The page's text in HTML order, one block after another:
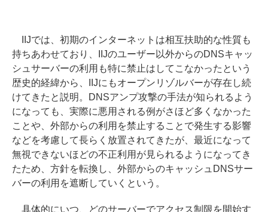
IIJでは、初期のインターネットは相互扶助的な性質も
持ちあわせており、IIJのユーザー以外からのDNSキャッ
シュサーバーの利用も特に禁止はしてこなかったという
歴史的経緯から、IIJにもオープンリゾルバーが存在し続
けてきたと説明。DNSアンプ攻撃の手法が知られるよう
になっても、実際に悪用される例がさほど多くなかった
ことや、外部からの利用を禁止することで発生する影響
などを考慮して長らく放置されてきたが、最近になって
無視できないほどの不正利用が見られるようになってき
たため、方針を転換し、外部からのキャッシュDNSサー
バーの利用を遮断していくという。
具体的にいつ、どのサーバーでアクセス制限を開始す